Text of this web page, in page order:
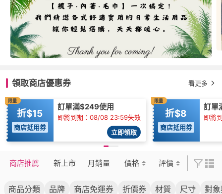
領取商店優惠券 看更多
限量
折$15
商店抵用券
訂單滿$249使用
即將到期：08/08 23:59失效
立即領取
限量
折$8
商店抵用券
訂單
即將
商店推薦 新上市 月銷量 價格 評價
商品分類 品牌 商店免運券 折價券 材質 尺寸 對